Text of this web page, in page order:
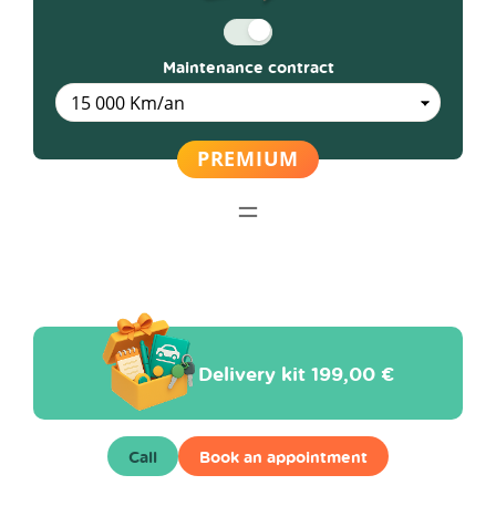
Maintenance contract
Delivery kit199,00 €
Call Book an appointment